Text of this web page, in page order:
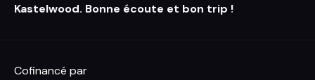
Kastelwood. Bonne écoute et bon trip !
Cofinancé par